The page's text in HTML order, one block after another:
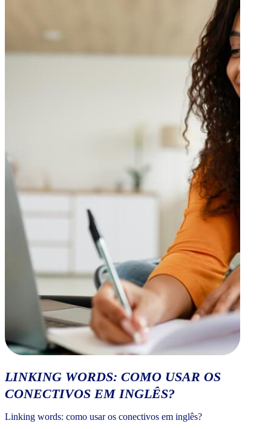
LINKING WORDS: COMO USAR OS
CONECTIVOS EM INGLÊS?
Linking words: como usar os conectivos em inglês?